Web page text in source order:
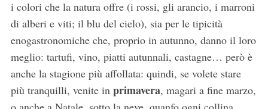
i colori che la natura offre (i rossi, gli arancio, i marroni
di alberi e viti; il blu del cielo), sia per le tipicità
enogastronomiche che, proprio in autunno, danno il loro
meglio: tartufi, vino, piatti autunnali, castagne… però è
anche la stagione più affollata: quindi, se volete stare
più tranquilli, venite in primavera, magari a fine marzo,